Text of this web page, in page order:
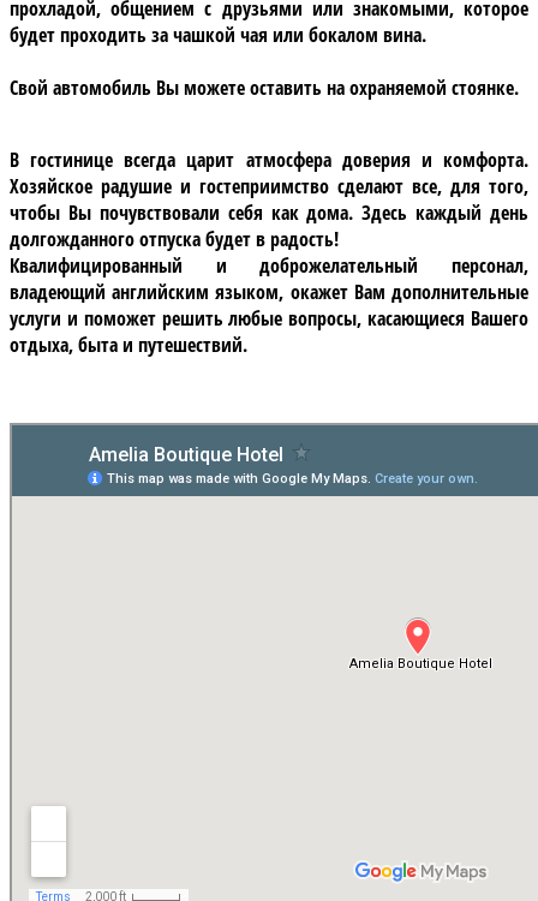
прохладой, общением с друзьями или знакомыми, которое
будет проходить за чашкой чая или бокалом вина.
Свой автомобиль Вы можете оставить на охраняемой стоянке.
В гостинице всегда царит атмосфера доверия и комфорта.
Хозяйское радушие и гостеприимство сделают все, для того,
чтобы Вы почувствовали себя как дома. Здесь каждый день
долгожданного отпуска будет в радость!
Квалифицированный и доброжелательный персонал,
владеющий английским языком, окажет Вам дополнительные
услуги и поможет решить любые вопросы, касающиеся Вашего
отдыха, быта и путешествий.